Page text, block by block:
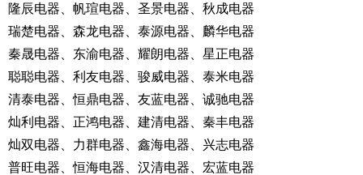
隆辰电器、帆瑄电器、圣景电器、秋成电器
瑞楚电器、森龙电器、泰源电器、麟华电器
秦晟电器、东渝电器、耀朗电器、星正电器
聪聪电器、利友电器、骏威电器、泰米电器
清泰电器、恒鼎电器、友蓝电器、诚驰电器
灿利电器、正鸿电器、建清电器、秦丰电器
灿双电器、力群电器、鑫海电器、兴志电器
普旺电器、恒海电器、汉清电器、宏蓝电器